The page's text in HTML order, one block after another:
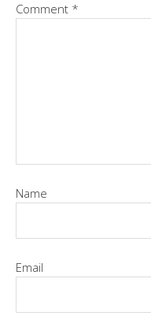
Comment *
Name
Email